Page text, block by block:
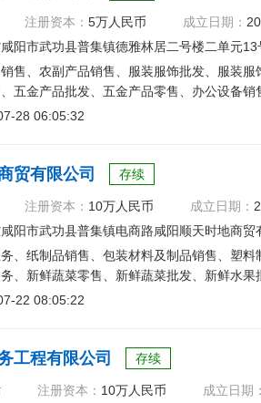
注册资本： 5万人民币 成立日期：
阳市武功县普集镇德雅林居二号楼二单元13
售、农副产品销售、服装服饰批发、服装
五金产品批发、五金产品零售、办公设备
28 06:05:32
贸有限公司 存续
注册资本： 10万人民币 成立日期：
阳市武功县普集镇电商路咸阳顺天时地商
、纸制品销售、包装材料及制品销售、塑
、新鲜蔬菜零售、新鲜蔬菜批发、新鲜水
22 08:05:22
工程有限公司 存续
注册资本： 10万人民币
成立日期